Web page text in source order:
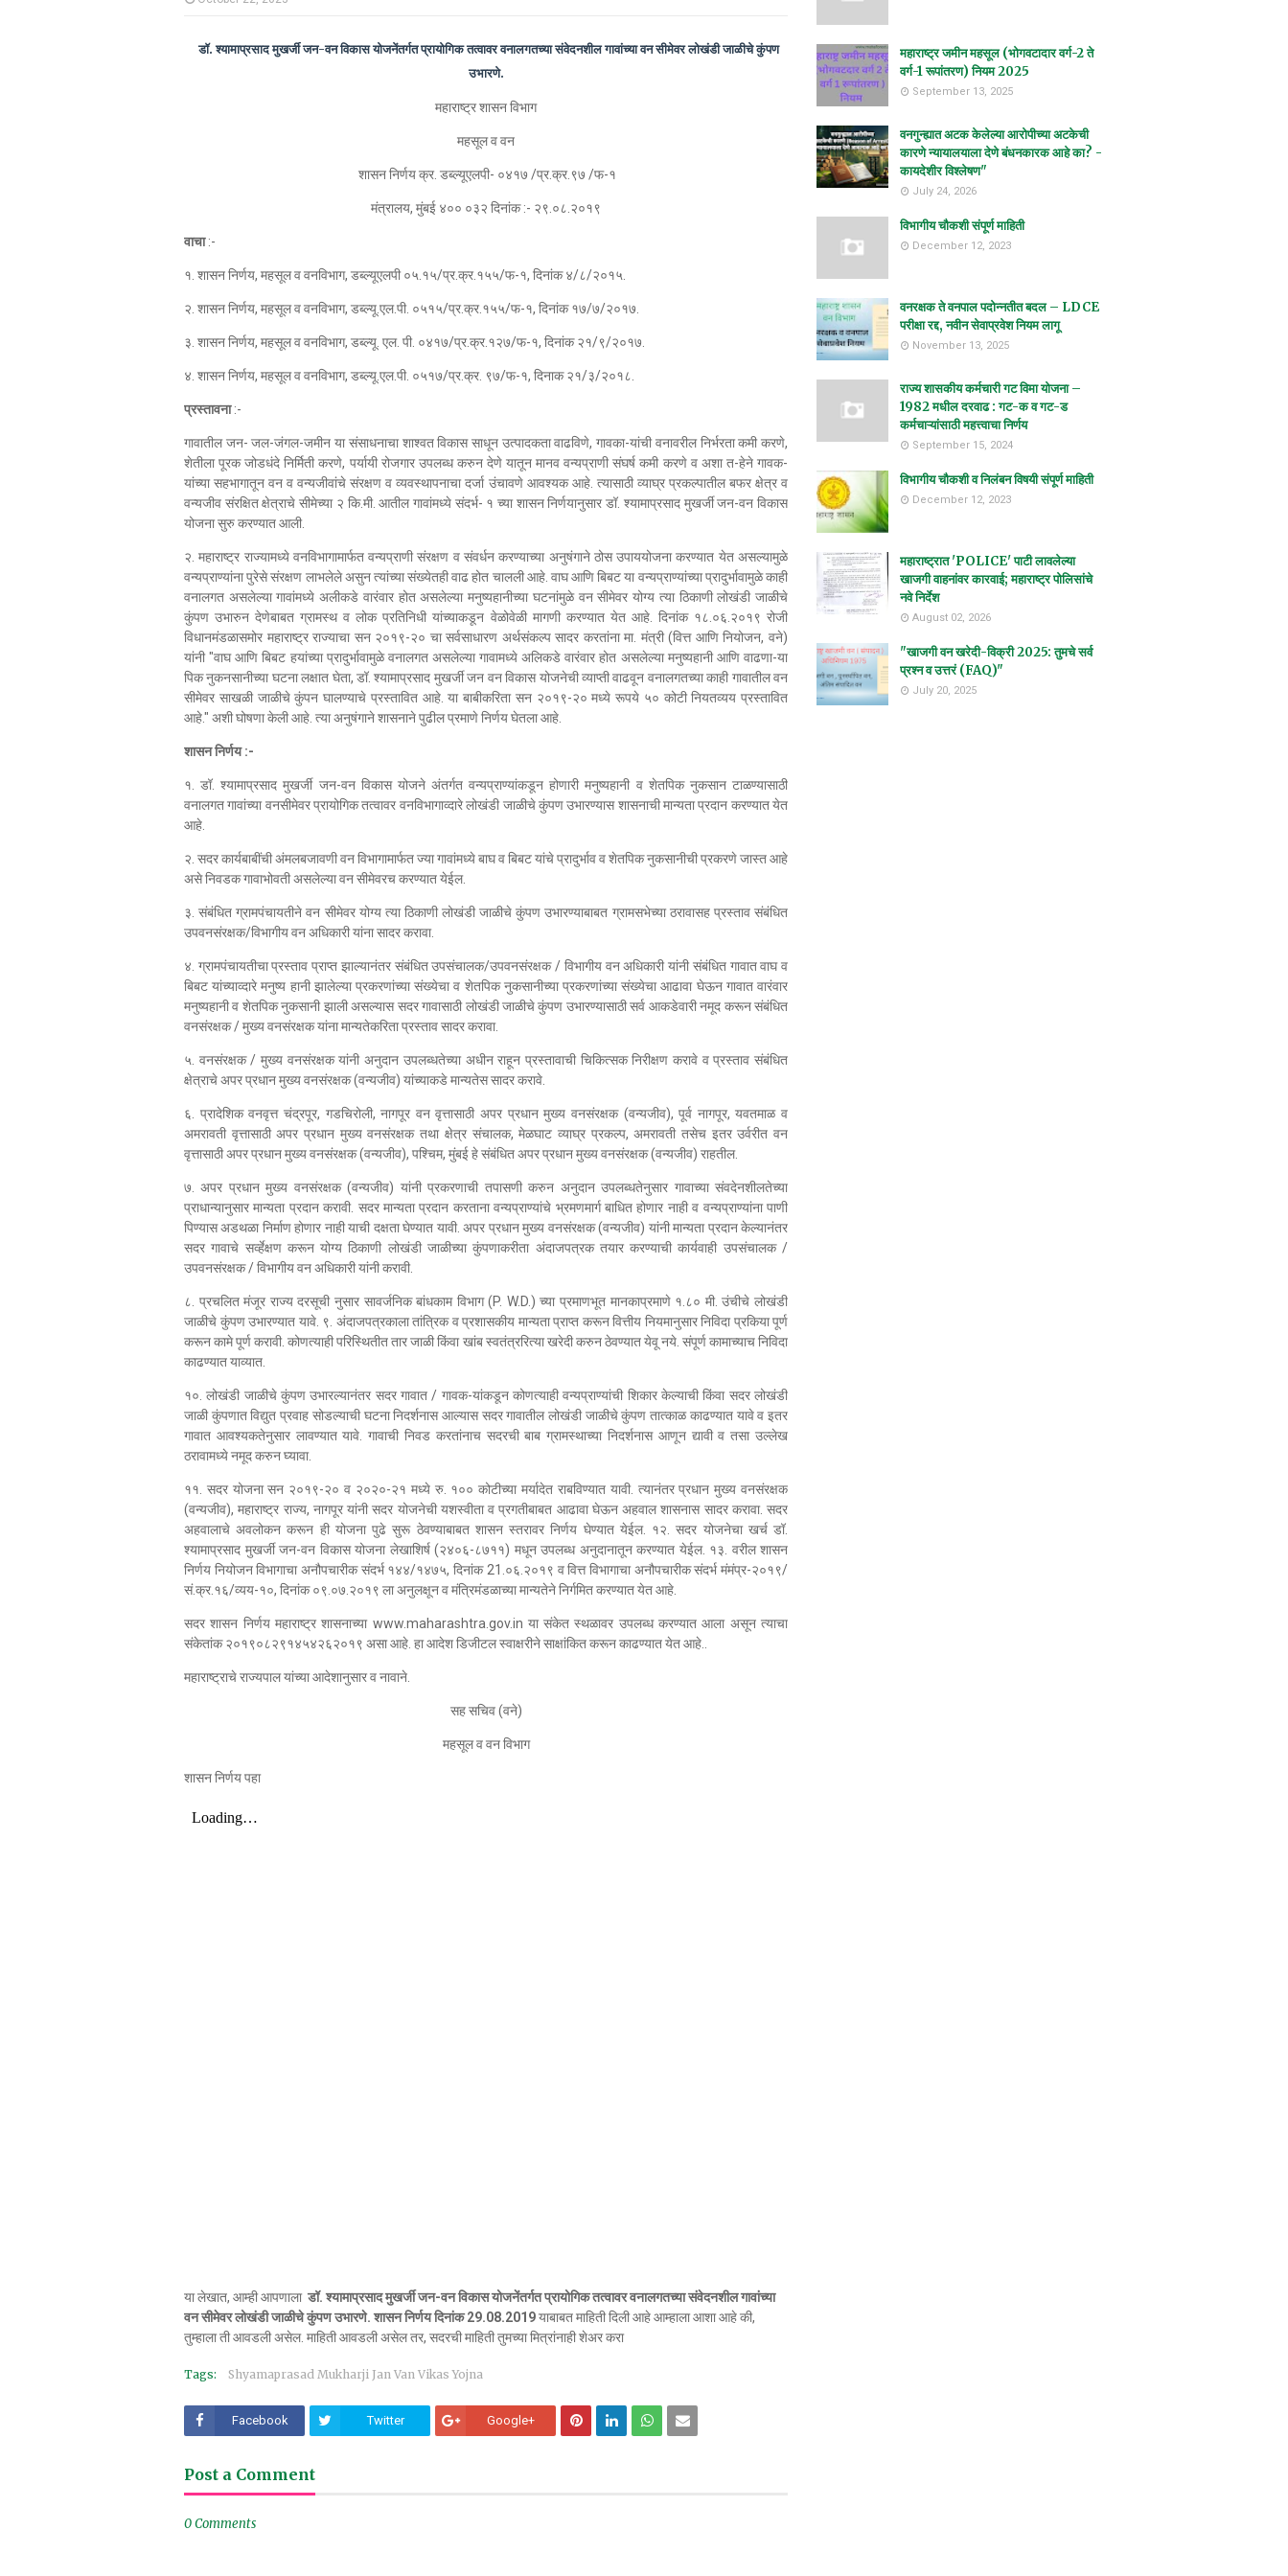
डॉ. श्यामाप्रसाद मुखर्जी जन-वन विकास योजनेंतर्गत प्रायोगिक तत्वावर वनालगतच्या संवेदनशील गावांच्या वन सीमेवर लोखंडी जाळीचे कुंपण
उभारणे.
महाराष्ट्र शासन विभाग
महसूल व वन
शासन निर्णय क्र. डब्ल्यूएलपी- ०४१७ /प्र.क्र.९७ /फ-१
मंत्रालय, मुंबई ४०० ०३२ दिनांक :- २९.०८.२०१९
वाचा:-
१. शासन निर्णय, महसूल व वनविभाग, डब्ल्यूएलपी ०५.१५/प्र.क्र.१५५/फ-१, दिनांक ४/८/२०१५.
२. शासन निर्णय, महसूल व वनविभाग, डब्ल्यू.एल.पी. ०५१५/प्र.क्र.१५५/फ-१, दिनांक १७/७/२०१७.
३. शासन निर्णय, महसूल व वनविभाग, डब्ल्यू. एल. पी. ०४१७/प्र.क्र.१२७/फ-१, दिनांक २१/९/२०१७.
४. शासन निर्णय, महसूल व वनविभाग, डब्ल्यू.एल.पी. ०५१७/प्र.क्र. ९७/फ-१, दिनाक २१/३/२०१८.
प्रस्तावना:-
गावातील जन- जल-जंगल-जमीन या संसाधनाचा शाश्वत विकास साधून उत्पादकता वाढविणे, गावका-यांची वनावरील निर्भरता कमी करणे,
शेतीला पूरक जोडधंदे निर्मिती करणे, पर्यायी रोजगार उपलब्ध करुन देणे यातून मानव वन्यप्राणी संघर्ष कमी करणे व अशा त-हेने गावक-
यांच्या सहभागातून वन व वन्यजीवांचे संरक्षण व व्यवस्थापनाचा दर्जा उंचावणे आवश्यक आहे. त्यासाठी व्याघ्र प्रकल्पातील बफर क्षेत्र व
वन्यजीव संरक्षित क्षेत्राचे सीमेच्या २ कि.मी. आतील गावांमध्ये संदर्भ- १ च्या शासन निर्णयानुसार डॉ. श्यामाप्रसाद मुखर्जी जन-वन विकास
योजना सुरु करण्यात आली.
२. महाराष्ट्र राज्यामध्ये वनविभागामार्फत वन्यप्राणी संरक्षण व संवर्धन करण्याच्या अनुषंगाने ठोस उपाययोजना करण्यात येत असल्यामुळे
वन्यप्राण्यांना पुरेसे संरक्षण लाभलेले असुन त्यांच्या संख्येतही वाढ होत चालली आहे. वाघ आणि बिबट या वन्यप्राण्यांच्या प्रादुर्भावामुळे काही
वनालगत असलेल्या गावांमध्ये अलीकडे वारंवार होत असलेल्या मनुष्यहानीच्या घटनांमुळे वन सीमेवर योग्य त्या ठिकाणी लोखंडी जाळीचे
कुंपण उभारुन देणेबाबत ग्रामस्थ व लोक प्रतिनिधी यांच्याकडून वेळोवेळी मागणी करण्यात येत आहे. दिनांक १८.०६.२०१९ रोजी
विधानमंडळासमोर महाराष्ट्र राज्याचा सन २०१९-२० चा सर्वसाधारण अर्थसंकल्प सादर करतांना मा. मंत्री (वित्त आणि नियोजन, वने)
यांनी "वाघ आणि बिबट हयांच्या प्रादुर्भावामुळे वनालगत असलेल्या गावामध्ये अलिकडे वारंवार होत असलेल्या मनुष्यहानी आणि वाढणा-या
पिक नुकनसानीच्या घटना लक्षात घेता, डॉ. श्यामाप्रसाद मुखर्जी जन वन विकास योजनेची व्याप्ती वाढवून वनालगतच्या काही गावातील वन
सीमेवर साखळी जाळीचे कुंपन घालण्याचे प्रस्तावित आहे. या बाबीकरिता सन २०१९-२० मध्ये रूपये ५० कोटी नियतव्यय प्रस्तावित
आहे." अशी घोषणा केली आहे. त्या अनुषंगाने शासनाने पुढील प्रमाणे निर्णय घेतला आहे.
शासन निर्णय :-
१. डॉ. श्यामाप्रसाद मुखर्जी जन-वन विकास योजने अंतर्गत वन्यप्राण्यांकडून होणारी मनुष्यहानी व शेतपिक नुकसान टाळण्यासाठी
वनालगत गावांच्या वनसीमेवर प्रायोगिक तत्वावर वनविभागाव्दारे लोखंडी जाळीचे कुंपण उभारण्यास शासनाची मान्यता प्रदान करण्यात येत
आहे.
२. सदर कार्यबाबींची अंमलबजावणी वन विभागामार्फत ज्या गावांमध्ये बाघ व बिबट यांचे प्रादुर्भाव व शेतपिक नुकसानीची प्रकरणे जास्त आहे
असे निवडक गावाभोवती असलेल्या वन सीमेवरच करण्यात येईल.
३. संबंधित ग्रामपंचायतीने वन सीमेवर योग्य त्या ठिकाणी लोखंडी जाळीचे कुंपण उभारण्याबाबत ग्रामसभेच्या ठरावासह प्रस्ताव संबंधित
उपवनसंरक्षक/विभागीय वन अधिकारी यांना सादर करावा.
४. ग्रामपंचायतीचा प्रस्ताव प्राप्त झाल्यानंतर संबंधित उपसंचालक/उपवनसंरक्षक / विभागीय वन अधिकारी यांनी संबंधित गावात वाघ व
बिबट यांच्याव्दारे मनुष्य हानी झालेल्या प्रकरणांच्या संख्येचा व शेतपिक नुकसानीच्या प्रकरणांच्या संख्येचा आढावा घेऊन गावात वारंवार
मनुष्यहानी व शेतपिक नुकसानी झाली असल्यास सदर गावासाठी लोखंडी जाळीचे कुंपण उभारण्यासाठी सर्व आकडेवारी नमूद करून संबंधित
वनसंरक्षक / मुख्य वनसंरक्षक यांना मान्यतेकरिता प्रस्ताव सादर करावा.
५. वनसंरक्षक / मुख्य वनसंरक्षक यांनी अनुदान उपलब्धतेच्या अधीन राहून प्रस्तावाची चिकित्सक निरीक्षण करावे व प्रस्ताव संबंधित
क्षेत्राचे अपर प्रधान मुख्य वनसंरक्षक (वन्यजीव) यांच्याकडे मान्यतेस सादर करावे.
६. प्रादेशिक वनवृत्त चंद्रपूर, गडचिरोली, नागपूर वन वृत्तासाठी अपर प्रधान मुख्य वनसंरक्षक (वन्यजीव), पूर्व नागपूर, यवतमाळ व
अमरावती वृत्तासाठी अपर प्रधान मुख्य वनसंरक्षक तथा क्षेत्र संचालक, मेळघाट व्याघ्र प्रकल्प, अमरावती तसेच इतर उर्वरीत वन
वृत्तासाठी अपर प्रधान मुख्य वनसंरक्षक (वन्यजीव), पश्चिम, मुंबई हे संबंधित अपर प्रधान मुख्य वनसंरक्षक (वन्यजीव) राहतील.
७. अपर प्रधान मुख्य वनसंरक्षक (वन्यजीव) यांनी प्रकरणाची तपासणी करुन अनुदान उपलब्धतेनुसार गावाच्या संवदेनशीलतेच्या
प्राधान्यानुसार मान्यता प्रदान करावी. सदर मान्यता प्रदान करताना वन्यप्राण्यांचे भ्रमणमार्ग बाधित होणार नाही व वन्यप्राण्यांना पाणी
पिण्यास अडथळा निर्माण होणार नाही याची दक्षता घेण्यात यावी. अपर प्रधान मुख्य वनसंरक्षक (वन्यजीव) यांनी मान्यता प्रदान केल्यानंतर
सदर गावाचे सर्व्हेक्षण करून योग्य ठिकाणी लोखंडी जाळीच्या कुंपणाकरीता अंदाजपत्रक तयार करण्याची कार्यवाही उपसंचालक /
उपवनसंरक्षक / विभागीय वन अधिकारी यांनी करावी.
८. प्रचलित मंजूर राज्य दरसूची नुसार सावर्जनिक बांधकाम विभाग (P. W.D.) च्या प्रमाणभूत मानकाप्रमाणे १.८० मी. उंचीचे लोखंडी
जाळीचे कुंपण उभारण्यात यावे. ९. अंदाजपत्रकाला तांत्रिक व प्रशासकीय मान्यता प्राप्त करून वित्तीय नियमानुसार निविदा प्रकिया पूर्ण
करून कामे पूर्ण करावी. कोणत्याही परिस्थितीत तार जाळी किंवा खांब स्वतंत्ररित्या खरेदी करुन ठेवण्यात येवू नये. संपूर्ण कामाच्याच निविदा
काढण्यात याव्यात.
१०. लोखंडी जाळीचे कुंपण उभारल्यानंतर सदर गावात / गावक-यांकडून कोणत्याही वन्यप्राण्यांची शिकार केल्याची किंवा सदर लोखंडी
जाळी कुंपणात विद्युत प्रवाह सोडल्याची घटना निदर्शनास आल्यास सदर गावातील लोखंडी जाळीचे कुंपण तात्काळ काढण्यात यावे व इतर
गावात आवश्यकतेनुसार लावण्यात यावे. गावाची निवड करतांनाच सदरची बाब ग्रामस्थाच्या निदर्शनास आणून द्यावी व तसा उल्लेख
ठरावामध्ये नमूद करुन घ्यावा.
११. सदर योजना सन २०१९-२० व २०२०-२१ मध्ये रु. १०० कोटीच्या मर्यादेत राबविण्यात यावी. त्यानंतर प्रधान मुख्य वनसंरक्षक
(वन्यजीव), महाराष्ट्र राज्य, नागपूर यांनी सदर योजनेची यशस्वीता व प्रगतीबाबत आढावा घेऊन अहवाल शासनास सादर करावा. सदर
अहवालाचे अवलोकन करून ही योजना पुढे सुरू ठेवण्याबाबत शासन स्तरावर निर्णय घेण्यात येईल. १२. सदर योजनेचा खर्च डॉ.
श्यामाप्रसाद मुखर्जी जन-वन विकास योजना लेखाशिर्ष (२४०६-८७११) मधून उपलब्ध अनुदानातून करण्यात येईल. १३. वरील शासन
निर्णय नियोजन विभागाचा अनौपचारीक संदर्भ १४४/१४७५, दिनांक 21.०६.२०१९ व वित्त विभागाचा अनौपचारीक संदर्भ मंमंप्र-२०१९/
सं.क्र.१६/व्यय-१०, दिनांक ०९.०७.२०१९ ला अनुलक्षून व मंत्रिमंडळाच्या मान्यतेने निर्गमित करण्यात येत आहे.
सदर शासन निर्णय महाराष्ट्र शासनाच्या www.maharashtra.gov.in या संकेत स्थळावर उपलब्ध करण्यात आला असून त्याचा
संकेतांक २०१९०८२९१४५४२६२०१९ असा आहे. हा आदेश डिजीटल स्वाक्षरीने साक्षांकित करून काढण्यात येत आहे..
महाराष्ट्राचे राज्यपाल यांच्या आदेशानुसार व नावाने.
सह सचिव (वने)
महसूल व वन विभाग
शासन निर्णय पहा
या लेखात, आम्ही आपणाला डॉ. श्यामाप्रसाद मुखर्जी जन-वन विकास योजनेंतर्गत प्रायोगिक तत्वावर वनालगतच्या संवेदनशील गावांच्या
वन सीमेवर लोखंडी जाळीचे कुंपण उभारणे. शासन निर्णय दिनांक 29.08.2019याबाबत माहिती दिली आहे आम्हाला आशा आहे की,
तुम्हाला ती आवडली असेल. माहिती आवडली असेल तर, सदरची माहिती तुमच्या मित्रांनाही शेअर करा
Tags: Shyamaprasad Mukharji Jan Van Vikas Yojna
Facebook Twitter Google+
Post a Comment
0 Comments
महाराष्ट्र जमीन महसूल (भोगवटादार वर्ग-2 ते
वर्ग-1 रूपांतरण) नियम 2025
September 13, 2025
वनगुन्ह्यात अटक केलेल्या आरोपीच्या अटकेची
कारणे न्यायालयाला देणे बंधनकारक आहे का? -
कायदेशीर विश्लेषण"
July 24, 2026
विभागीय चौकशी संपूर्ण माहिती
December 12, 2023
वनरक्षक ते वनपाल पदोन्नतीत बदल – LDCE
परीक्षा रद्द, नवीन सेवाप्रवेश नियम लागू
November 13, 2025
राज्य शासकीय कर्मचारी गट विमा योजना –
1982 मधील दरवाढ : गट-क व गट-ड
कर्मचाऱ्यांसाठी महत्त्वाचा निर्णय
September 15, 2024
विभागीय चौकशी व निलंबन विषयी संपूर्ण माहिती
December 12, 2023
महाराष्ट्रात 'POLICE' पाटी लावलेल्या
खाजगी वाहनांवर कारवाई; महाराष्ट्र पोलिसांचे
नवे निर्देश
August 02, 2026
"खाजगी वन खरेदी-विक्री 2025: तुमचे सर्व
प्रश्न व उत्तरं (FAQ)"
July 20, 2025